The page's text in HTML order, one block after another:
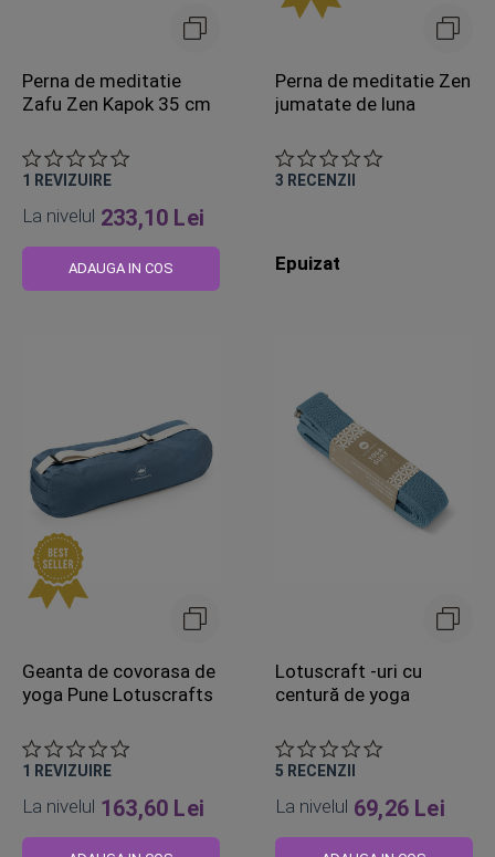
Perna de meditatie
Zafu Zen Kapok 35 cm
1 REVIZUIRE
La nivelul 233,10 Lei
ADAUGA IN COS
Perna de meditatie Zen
jumatate de luna
3 RECENZII
Epuizat
Geanta de covorasa de
yoga Pune Lotuscrafts
1 REVIZUIRE
La nivelul 163,60 Lei
Lotuscraft -uri cu
centură de yoga
5 RECENZII
La nivelul 69,26 Lei